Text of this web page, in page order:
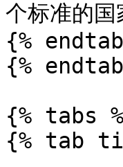
个标准的
{%
{%
{% tabs
{% tab